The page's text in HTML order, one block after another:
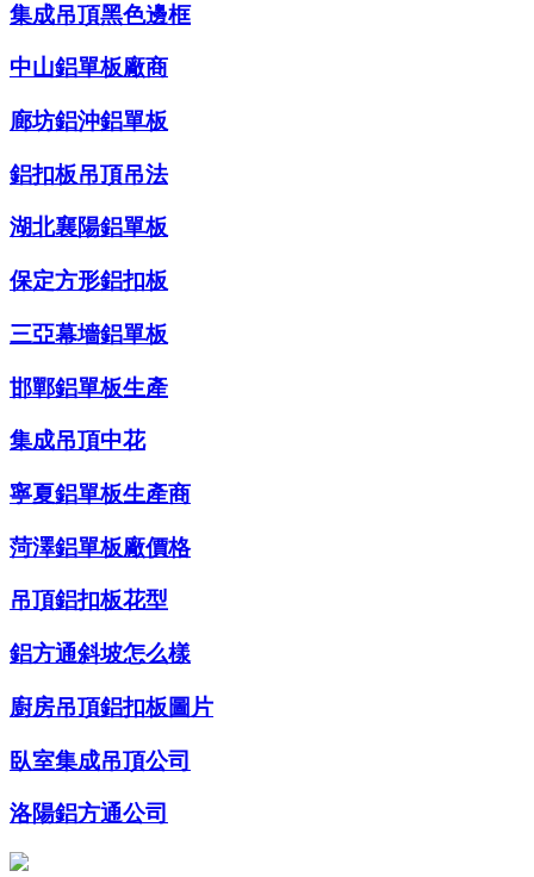
集成吊頂黑色邊框
中山鋁單板廠商
廊坊鋁沖鋁單板
鋁扣板吊頂吊法
湖北襄陽鋁單板
保定方形鋁扣板
三亞幕墻鋁單板
邯鄲鋁單板生產
集成吊頂中花
寧夏鋁單板生產商
菏澤鋁單板廠價格
吊頂鋁扣板花型
鋁方通斜坡怎么樣
廚房吊頂鋁扣板圖片
臥室集成吊頂公司
洛陽鋁方通公司